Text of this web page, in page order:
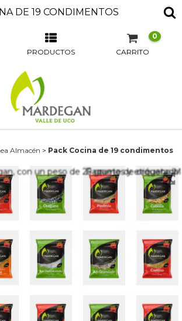
DE 19 CONDIMENTOS
PRODUCTOS CARRITO
0
Almacén > Pack Cocina de 19 condimentos